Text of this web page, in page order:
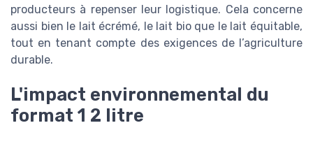
producteurs à repenser leur logistique. Cela concerne
aussi bien le lait écrémé, le lait bio que le lait équitable,
tout en tenant compte des exigences de l’agriculture
durable.
L'impact environnemental du
format 1 2 litre